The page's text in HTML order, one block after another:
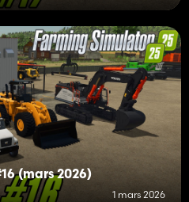
(mars 2026)
1 mars 2026